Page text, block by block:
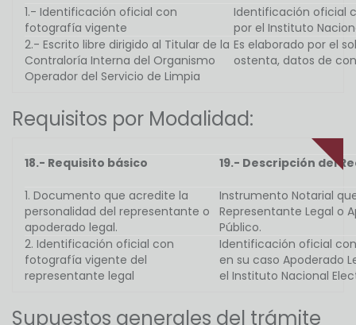
1.- Identificación oficial con
fotografía vigente
Identificación oficial
por el Instituto
2.- Escrito libre dirigido al Titular de la
Contraloría Interna del Organismo
Operador del Servicio de Limpia
Es elaborado por el
ostenta, datos de
Requisitos por Modalidad:
18.- Requisito básico 19.- Descripción del
1. Documento que acredite la
personalidad del representante o
apoderado legal.
Instrumento Notarial
Representante Legal o
Público.
2. Identificación oficial con
fotografía vigente del
representante legal
Identificación oficial
en su caso Apoderado
el Instituto Nacional
Supuestos generales del trámite